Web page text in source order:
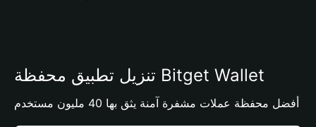
تنزيل تطبيق محفظة Bitget Wallet
أفضل محفظة عملات مشفرة آمنة يثق بها 40 مليون مستخدم